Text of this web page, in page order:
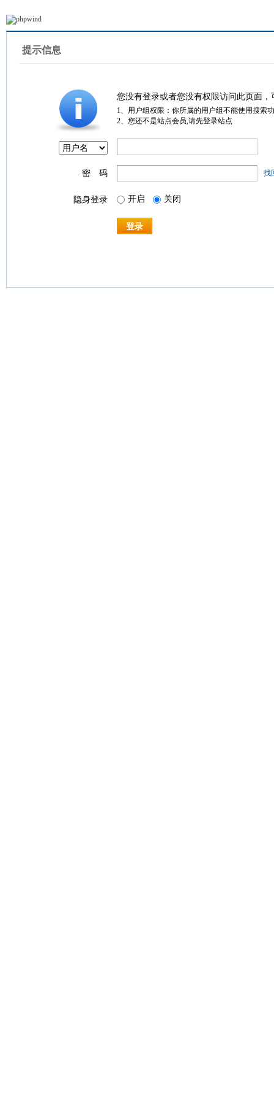
提示信息
您没有登录或者您没有权限访问此页面
1、用户组权限：你所属的用户组不能使用搜索
2、您还不是站点会员,请先登录站点
密 码 找
隐身登录 开启 关闭
登录